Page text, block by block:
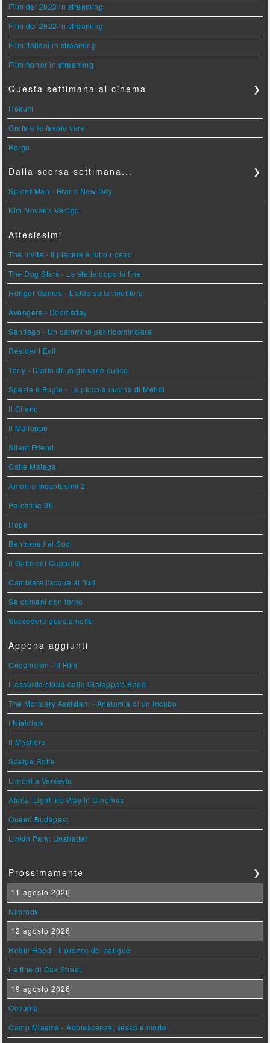
Film del 2023 in streaming
Film del 2022 in streaming
Film italiani in streaming
Film horror in streaming
Questa settimana al cinema ❯
Hokum
Greta e le favole vere
Borgo
Dalla scorsa settimana... ❯
Spider-Man - Brand New Day
Kim Novak's Vertigo
Attesissimi
The Invite - Il piacere è tutto nostro
The Dog Stars - Le stelle dopo la fine
Hunger Games - L'alba sulla mietitura
Avengers - Doomsday
Santiago - Un cammino per ricominciare
Resident Evil
Tony - Diario di un giovane cuoco
Spezie e Bugie - La piccola cucina di Mehdi
Il Cileno
Il Malloppo
Silent Friend
Calle Malaga
Amori e Incantesimi 2
Palestina 36
Hope
Bentornati al Sud
Il Gatto col Cappello
Cambiare l'acqua ai fiori
Se domani non torno
Succederà questa notte
Appena aggiunti
Cocomelon - Il Film
L'assurda storia della Gialappa's Band
The Mortuary Assistant - Anatomia di un Incubo
I Nisidiani
Il Mestiere
Scarpe Rotte
Limoni a Varsavia
Ateez: Light the Way in Cinemas
Queen Budapest
Linkin Park: Unshatter
Prossimamente ❯
11 agosto 2026
Nimrods
12 agosto 2026
Robin Hood - Il prezzo del sangue
La fine di Oak Street
19 agosto 2026
Oceania
Camp Miasma - Adolescenza, sesso e morte